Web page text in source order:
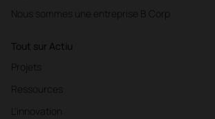
Nous sommes une entreprise B Corp
Tout sur Actiu
Projets
Ressources
L'innovation